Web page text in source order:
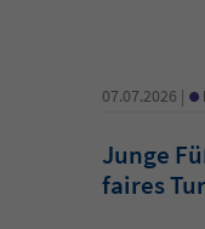
07.07.2026 | •
Junge
faires